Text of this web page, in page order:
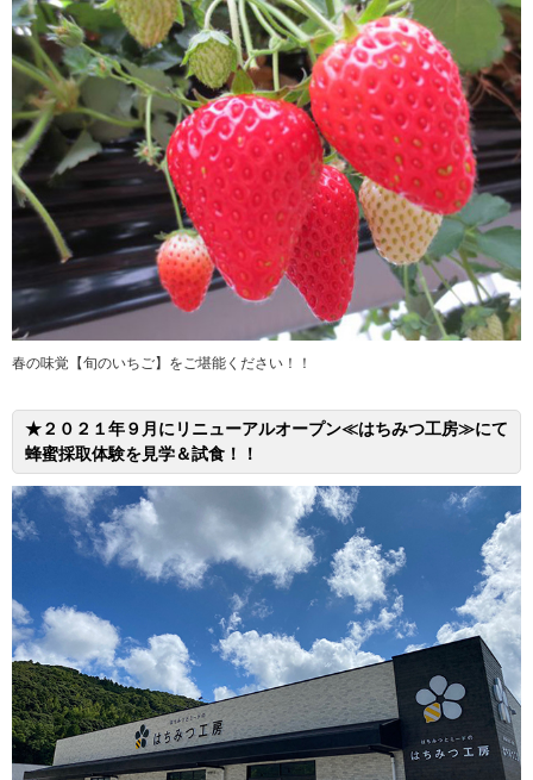
春の味覚【旬のいちご】をご堪能ください！！
★２０２１年９月にリニューアルオープン≪はちみつ工房≫にて
蜂蜜採取体験を見学＆試食！！